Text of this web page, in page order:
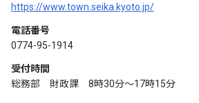
https://www.town.seika.kyoto.jp/
電話番号
0774-95-1914
受付時間
総務部 財政課 8時30分～17時15分